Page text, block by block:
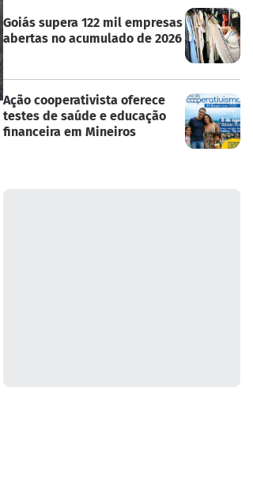
Goiás supera 122 mil empresas
abertas no acumulado de 2026
Ação cooperativista oferece
testes de saúde e educação
financeira em Mineiros